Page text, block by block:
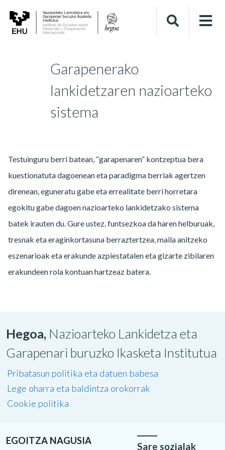
Garapenerako
lankidetzaren nazioarteko
sistema
Testuinguru berri batean, “garapenaren” kontzeptua bera
kuestionatuta dagoenean eta paradigma berriak agertzen
direnean, eguneratu gabe eta errealitate berri horretara
egokitu gabe dagoen nazioarteko lankidetzako sistema
batek irauten du. Gure ustez, funtsezkoa da haren helburuak,
tresnak eta eraginkortasuna berraztertzea, maila anitzeko
eszenarioak eta erakunde azpiestatalen eta gizarte zibilaren
erakundeen rola kontuan hartzeaz batera.
Hegoa, Nazioarteko Lankidetza eta
Garapenari buruzko Ikasketa Institutua
Pribatasun politika eta datuen babesa
Lege oharra eta baldintza orokorrak
Cookie politika
EGOITZA NAGUSIA Sare sozialak